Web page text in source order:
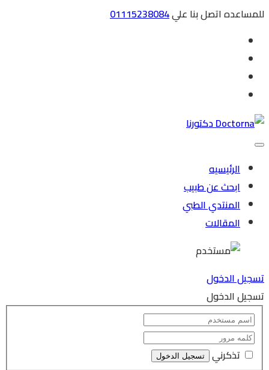
للمساعده اتصل بنا علي01115238084
الرئيسيه
ابحث عن طبيب
المنتدي الطبي
المقالات
تسجيل الدخول
تسجيل الدخول
تذكرني